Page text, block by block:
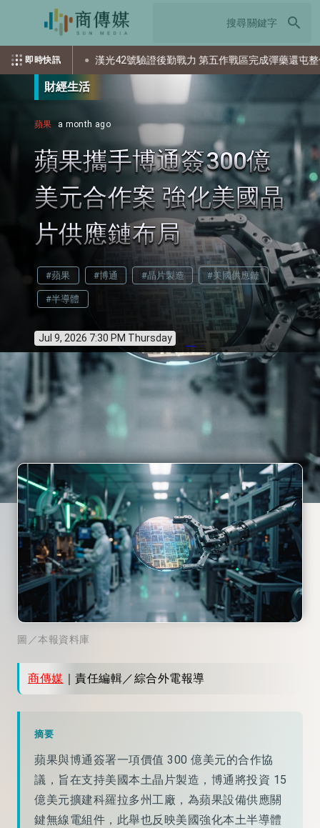
search
即時快訊
？ 漢光42號驗證後勤戰力 第五作戰區完成彈藥還屯整備
財經生活
蘋果 a month ago
蘋果攜手博通簽300億
美元合作案 強化美國晶
片供應鏈布局
#蘋果 #博通 #晶片製造 #美國供應鏈
#半導體
Jul 9, 2026 7:30 PM Thursday
圖／本報資料庫
商傳媒 ｜責任編輯／綜合外電報導
摘要
蘋果與博通簽署一項價值 300 億美元的合作協
議，旨在支持美國本土晶片製造，博通將投資 15
億美元擴建科羅拉多州工廠，為蘋果設備供應關
鍵無線電組件，此舉也反映美國強化本土半導體